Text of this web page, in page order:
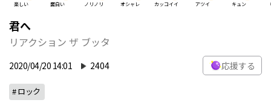
楽しい 面白い ノリノリ オシャレ カッコイイ アツイ キュン
君へ
リアクション ザ ブッタ
2020/04/20 14:01 2404 応援する
# ロック